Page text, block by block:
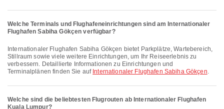
Welche Terminals und Flughafeneinrichtungen sind am Internationaler
Flughafen Sabiha Gökçen verfügbar?
Internationaler Flughafen Sabiha Gökçen bietet Parkplätze, Wartebereich,
Stillraum sowie viele weitere Einrichtungen, um Ihr Reiseerlebnis zu
verbessern. Detaillierte Informationen zu Einrichtungen und
Terminalplänen finden Sie auf Internationaler Flughafen Sabiha Gökçen.
Welche sind die beliebtesten Flugrouten ab Internationaler Flughafen
Kuala Lumpur?